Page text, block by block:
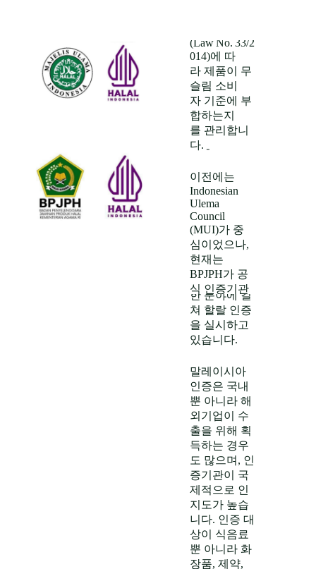
(Law No. 33/2
014)에 따
라 제품이 무
슬림 소비
자 기준에 부
합하는지
를 관리합니
다.
이전에는
Indonesian
Ulema
Council
(MUI)가 중
심이었으나,
현재는
BPJPH가 공
식 인증기관
역할을 수행
하고 있습니
다. 인증이
의무화된 제
하며, 2024년
10월부터 중·
대기업 식음
료, 원료 및
부자재, 도축
·도축서비스
분야에 대해
인증의무가
본격 적용되
었습니다
말레이
시아 할
랄 인증
(JAKIM)
말레이시아
에서 할랄 인
증을 담당하
는 공식 기관
은 JAKIM으
로, 식품·화
장품·서비스·
물류 등 다양
한 분야에 걸
쳐 할랄 인증
을 실시하고
있습니다.
말레이시아
인증은 국내
뿐 아니라 해
외기업이 수
출을 위해 획
득하는 경우
도 많으며, 인
증기관이 국
제적으로 인
지도가 높습
니다. 인증 대
상이 식음료
뿐 아니라 화
장품, 제약,